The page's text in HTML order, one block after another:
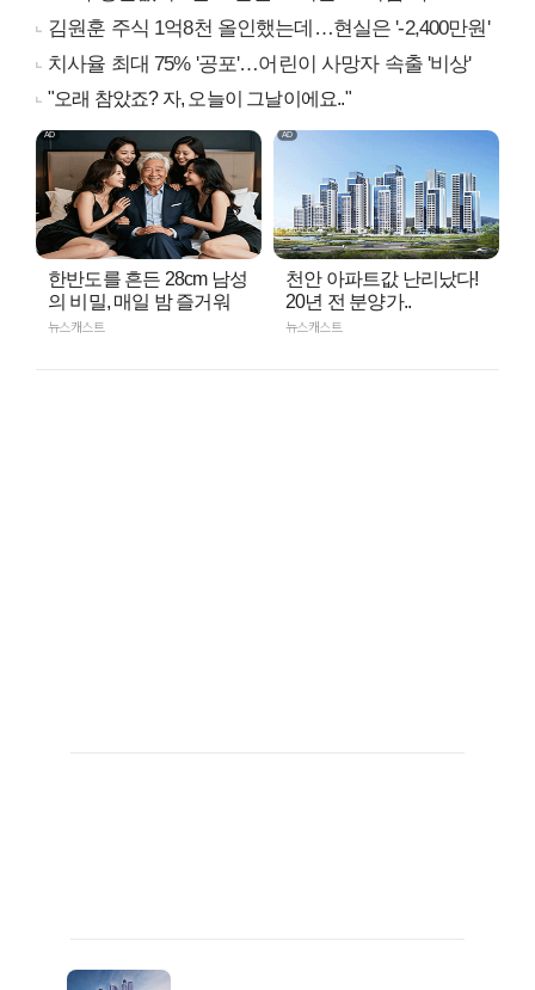
김원훈 주식 1억8천 올인했는데…현실은 '-2,400만원'
치사율 최대 75% '공포'…어린이 사망자 속출 '비상'
"오래 참았죠? 자, 오늘이 그날이에요.."
한반도를 흔든 28cm 남성
의 비밀, 매일 밤 즐거워
뉴스캐스트
천안 아파트값 난리났다!
20년 전 분양가..
뉴스캐스트